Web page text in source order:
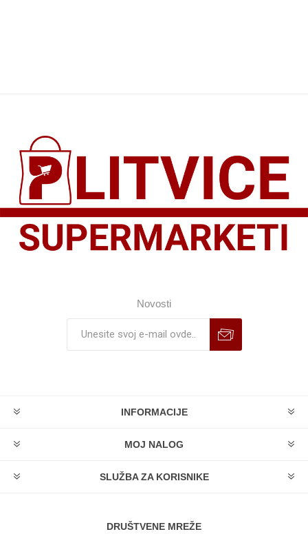
Novosti
INFORMACIJE
MOJ NALOG
SLUŽBA ZA KORISNIKE
DRUŠTVENE MREŽE